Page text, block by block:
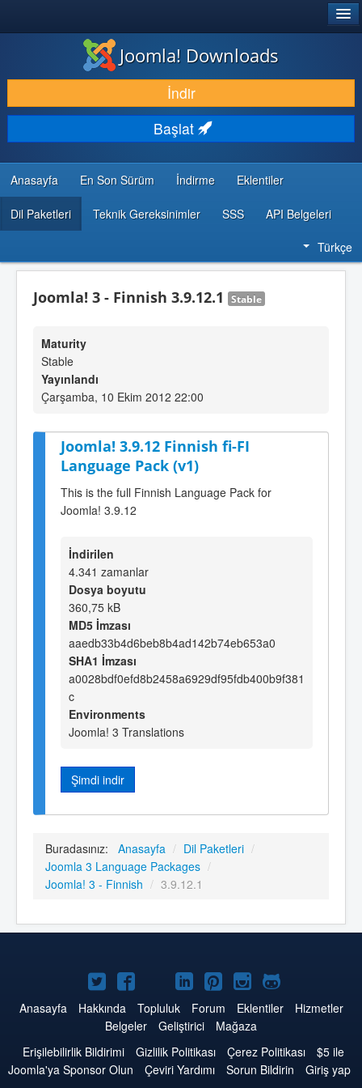
İNDIR & GENIŞLET
KEŞFET & ÖĞREN
TOPLULUK & DESTEK
GELIŞTIRICI KAYNAKLARI
Joomla! Downloads
İndir
Başlat
Anasayfa En Son Sürüm İndirme Eklentiler
Dil Paketleri Teknik Gereksinimler SSS API Belgeleri
Türkçe
Joomla! 3 - Finnish 3.9.12.1 Stable
Maturity
Stable
Yayınlandı
Çarşamba, 10 Ekim 2012 22:00
Joomla! 3.9.12 Finnish fi-FI
Language Pack (v1)
This is the full Finnish Language Pack for
Joomla! 3.9.12
İndirilen
4.341 zamanlar
Dosya boyutu
360,75 kB
MD5 İmzası
aaedb33b4d6beb8b4ad142b74eb653a0
SHA1 İmzası
a0028bdf0efd8b2458a6929df95fdb400b9f381
c
Environments
Joomla! 3 Translations
Şimdi indir
Buradasınız: Anasayfa / Dil Paketleri /
Joomla 3 Language Packages /
Joomla! 3 - Finnish / 3.9.12.1
Twitter'da
Joomla
Facebook'da
Joomla
YouTube'da
Joomla
LinkedIn'de
Joomla
Pinterest'de
Joomla
Instagram'da
Joomla
GitHub'da
Joomla
Anasayfa Hakkında Topluluk Forum Eklentiler
Hizmetler
Belgeler
Geliştirici
Mağaza
Erişilebilirlik Bildirimi
Gizlilik Politikası Çerez Politikası
$5 ile
Joomla'ya Sponsor Olun
Çeviri Yardımı Sorun Bildirin
Giriş yap